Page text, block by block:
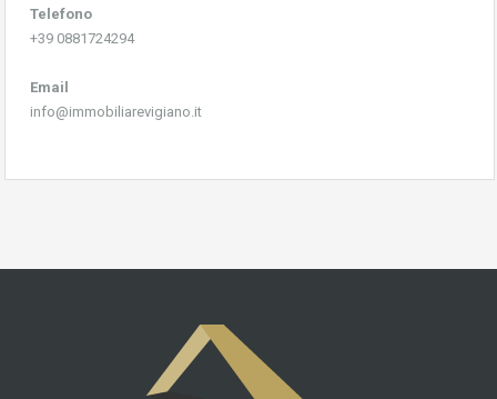
Telefono
+39 0881724294
Email
info@immobiliarevigiano.it